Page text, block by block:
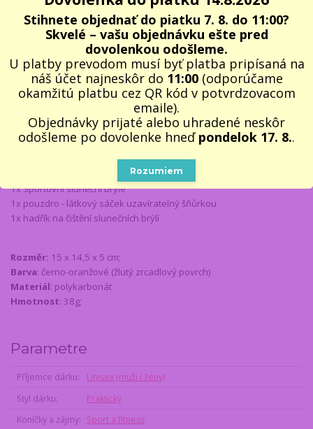
povrch, skrývají tedy nejen směr vašeho pohledu, alezlepší i
viditelnost a kontrast. Tyto sluneční brýle jsou unisex, proto je
mohou nosit muži i ženy. Součástí balení je iměkké pouzdro
podobě látkového sáčku s uzavíráním šňůrkou a jemný
čištění slunečních brýlí.
Sportovní sluneční brýle UV 400 černo-oranžové – Trizand
doporučujeme jako praktický a módní dárek pro muže i ženy k
narozeninám, k svátku nebo k Vánocům. Využijí se jak v létě, tak v
zimě např. na horách. Dodáváme v hezké kartonové krabičce s
1x Sportovní sluneční brýle
1x pouzdro - látkový sáček uzavíratelný šňůrkou
1x hadřík na čištění slunečních brýlí
Rozměr: 15 x 14,5 x 5 cm;
Barva: černo-oranžové (žlutý zrcadlový povrch)
Materiál: polykarbonát
Hmotnost: 38g;
Parametre
Příjemce dárku
Unisex (muži i ženy)
Styl dárku
Praktický
Koníčky a zájmy
Sport a fitness
Stihnete objednať do piatku 7. 8. do 11:00?
Skvelé – vašu objednávku ešte pred
dovolenkou odošleme.
U platby prevodom musí byť platba pripísaná na
náš účet najneskôr do 11:00(odporúčame
okamžitú platbu cez QR kód v potvrdzovacom
emaile).
Objednávky prijaté alebo uhradené neskôr
odošleme po dovolenke hneďpondelok 17. 8..
Rozumiem